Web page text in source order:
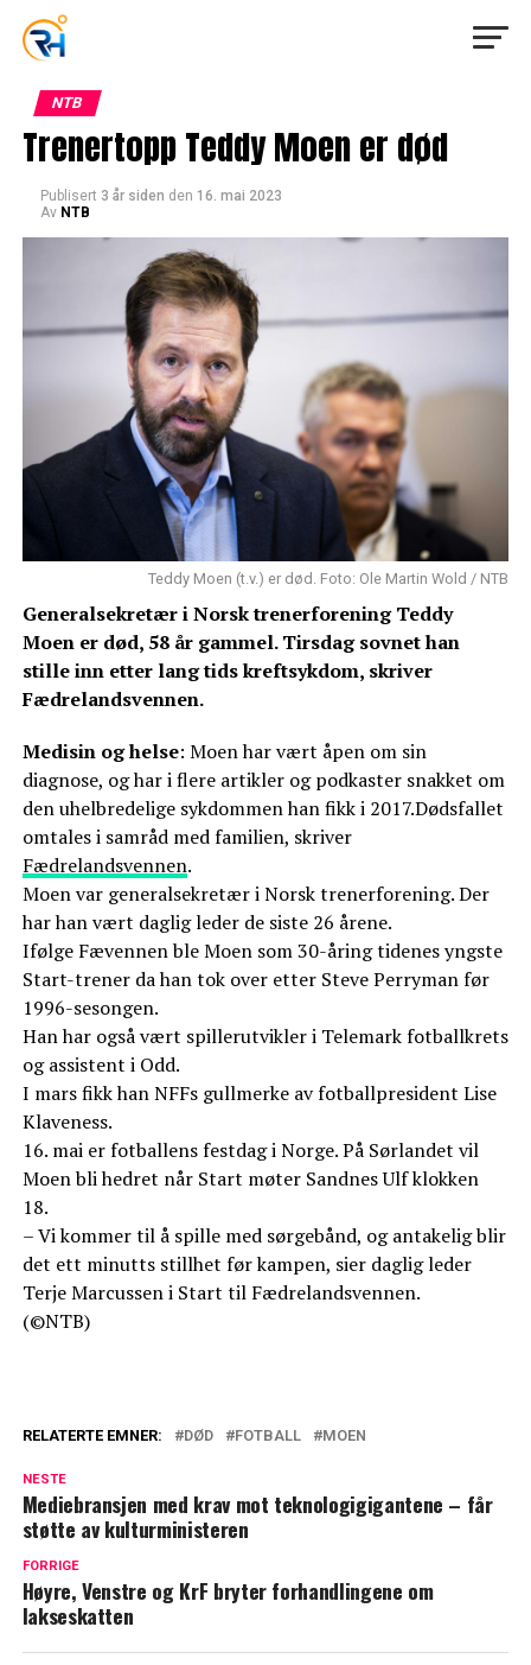
NTB
Trenertopp Teddy Moen er død
Publisert 3 år siden den 16. mai 2023
Av NTB
Teddy Moen (t.v.) er død. Foto: Ole Martin Wold / NTB
Generalsekretær i Norsk trenerforening Teddy
Moen er død, 58 år gammel. Tirsdag sovnet han
stille inn etter lang tids kreftsykdom, skriver
Fædrelandsvennen.
Medisin og helse: Moen har vært åpen om sin
diagnose, og har i flere artikler og podkaster snakket om
den uhelbredelige sykdommen han fikk i 2017.Dødsfallet
omtales i samråd med familien, skriver
Fædrelandsvennen.
Moen var generalsekretær i Norsk trenerforening. Der
har han vært daglig leder de siste 26 årene.
Ifølge Fævennen ble Moen som 30-åring tidenes yngste
Start-trener da han tok over etter Steve Perryman før
1996-sesongen.
Han har også vært spillerutvikler i Telemark fotballkrets
og assistent i Odd.
I mars fikk han NFFs gullmerke av fotballpresident Lise
Klaveness.
16. mai er fotballens festdag i Norge. På Sørlandet vil
Moen bli hedret når Start møter Sandnes Ulf klokken
18.
– Vi kommer til å spille med sørgebånd, og antakelig blir
det ett minutts stillhet før kampen, sier daglig leder
Terje Marcussen i Start til Fædrelandsvennen.
(©NTB)
RELATERTE EMNER: DØD FOTBALL MOEN
NESTE
Mediebransjen med krav mot teknologigigantene – får
støtte av kulturministeren
FORRIGE
Høyre, Venstre og KrF bryter forhandlingene om
lakseskatten